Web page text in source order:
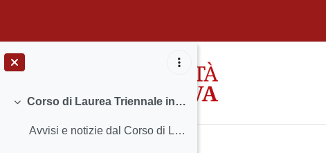
Minimizza
Corso di Laurea Triennale in Mediazione linguistica e culturale
Avvisi e notizie dal Corso di Laurea Insegnamen...